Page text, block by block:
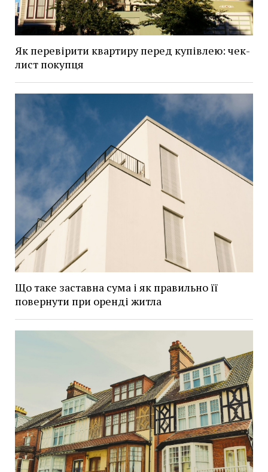
Як перевірити квартиру перед купівлею: чек-
лист покупця
Що таке заставна сума і як правильно її
повернути при оренді житла